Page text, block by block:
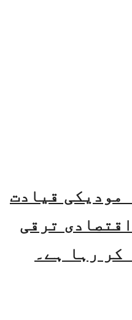
مودیکی قیادت
ترقی
کر رہا ہے۔